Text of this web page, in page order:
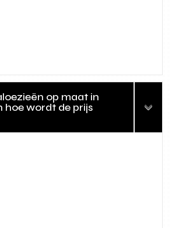
op maat in
hoe wordt de prijs